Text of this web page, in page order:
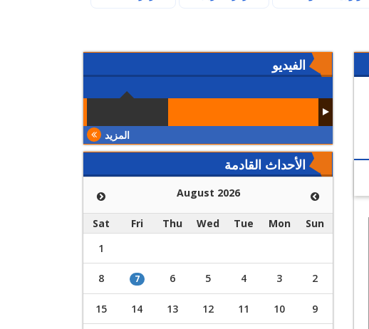
الفيديو
المزيد
الأحداث القادمة
August 2026
Sun
Mon
Tue
Wed
Thu
Fri
Sat
1
2
3
4
5
6
7
8
9
10
11
12
13
14
15